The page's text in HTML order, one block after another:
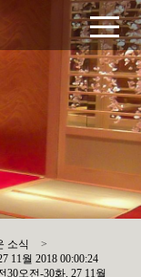
소식
>
11월 2018 00:00:24
30오전-30화, 27 11월